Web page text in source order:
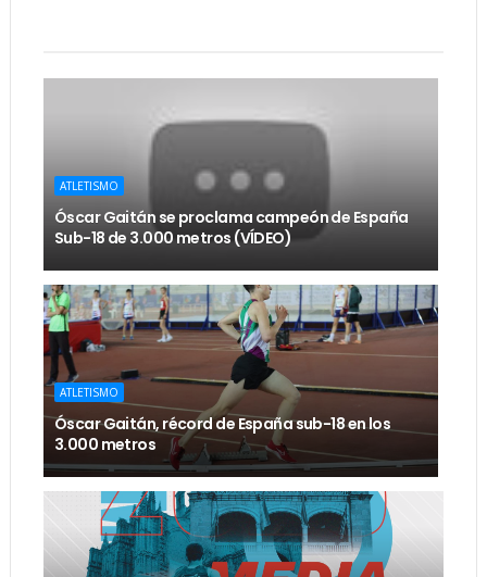
ATLETISMO
Óscar Gaitán se proclama campeón de España
Sub-18 de 3.000 metros (VÍDEO)
ATLETISMO
Óscar Gaitán, récord de España sub-18 en los
3.000 metros